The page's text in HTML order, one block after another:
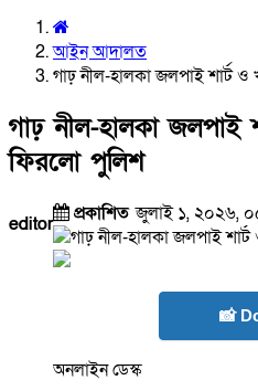
আইন আদালত
গাঢ় নীল-হালকা জলপাই শার্ট ও
গাঢ় নীল-হালকা জলপাই
ফিরলো পুলিশ
editor প্রকাশিতজুলাই ১, ২০২৬,
📸
অনলাইন ডেস্ক